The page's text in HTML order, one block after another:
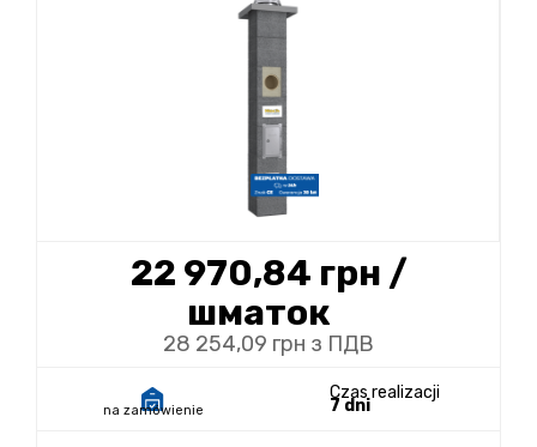
22 970,84 грн /
шматок
28 254,09 грн з ПДВ
na zamówienie
Czas realizacji
7 dni